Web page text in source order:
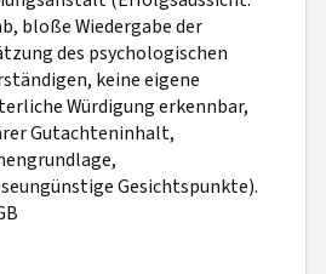
bloße Wiedergabe der
des psychologischen
keine eigene
Würdigung erkennbar,
Gutachteninhalt,
Gesichtspunkte).